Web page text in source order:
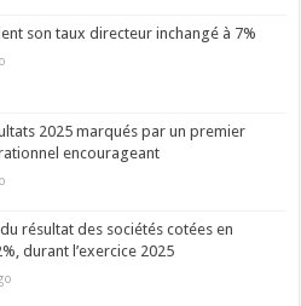
son taux directeur inchangé à 7%
2025 marqués par un premier
encourageant
résultat des sociétés cotées en
durant l’exercice 2025